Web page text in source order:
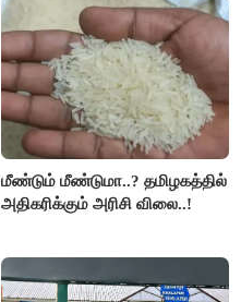
மீண்டும் மீண்டுமா..? தமிழகத்தில்
அதிகரிக்கும் அரிசி விலை..!